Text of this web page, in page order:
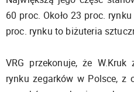
60 proc. Około 23 proc.
proc. rynku to biżuteria
VRG przekonuje, że
rynku zegarków w Polsce, z